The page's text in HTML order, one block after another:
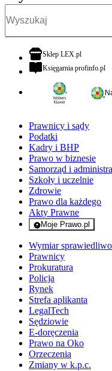
Sklep LEX.plotwiera się
Księgarnia profinfo.pl
Prawnicy i sądy
Podatki
Kadry i BHP
Prawo w biznesie
Samorząd i
Szkoły i uczelnie
Zdrowie
Prawo dla każdego
Akty Prawne
Moje Prawo.pl
- rejestracja i
Wymiar
Prawnicy
Prokuratura
Policja
Rynek
Strefa aplikanta
LegalTech
Sędziowie
E-doręczenia
Prawo na Oko
Orzeczenia
Zmiany w k.p.c.